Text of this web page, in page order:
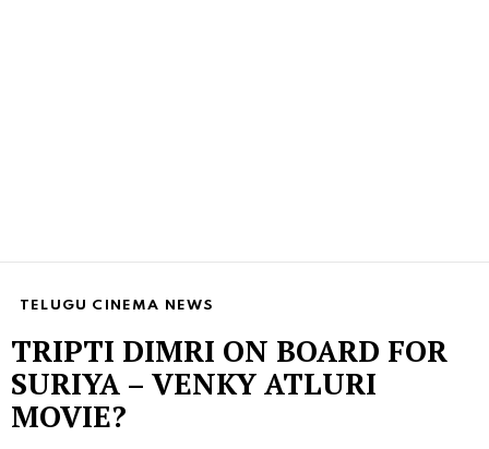
TELUGU CINEMA NEWS
TRIPTI DIMRI ON BOARD FOR
SURIYA – VENKY ATLURI
MOVIE?